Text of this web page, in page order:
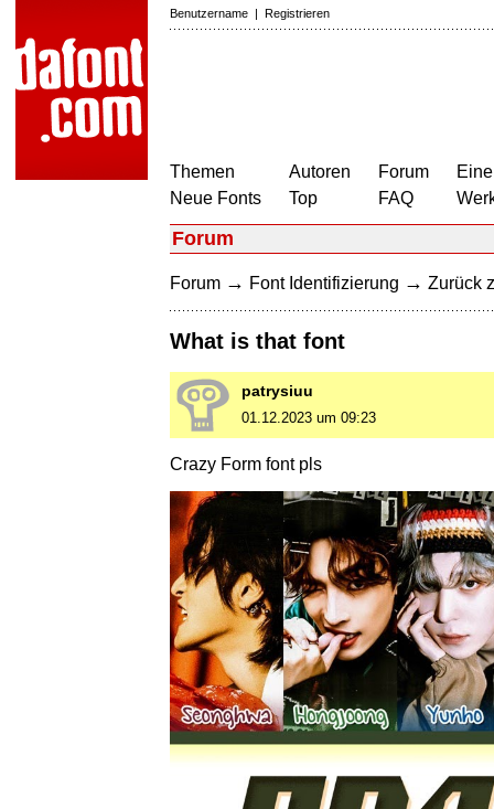
Benutzername | Registrieren
Themen
Neue Fonts
Autoren
Top
Forum
FAQ
Forum
Forum → Font Identifizierung → Zurück
What is that font
patrysiuu
01.12.2023 um 09:23
Crazy Form font pls